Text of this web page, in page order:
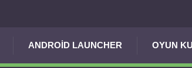
ANDROID LAUNCHER OYUN